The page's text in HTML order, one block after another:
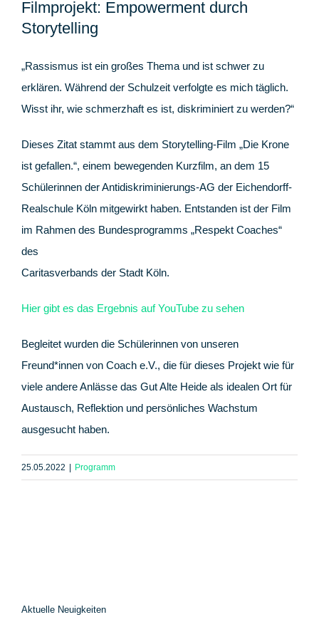
Filmprojekt: Empowerment durch
Storytelling
„Rassismus ist ein großes Thema und ist schwer zu
erklären. Während der Schulzeit verfolgte es mich täglich.
Wisst ihr, wie schmerzhaft es ist, diskriminiert zu werden?“
Dieses Zitat stammt aus dem Storytelling-Film „Die Krone
ist gefallen.“, einem bewegenden Kurzfilm, an dem 15
Schülerinnen der Antidiskriminierungs-AG der Eichendorff-
Realschule Köln mitgewirkt haben. Entstanden ist der Film
im Rahmen des Bundesprogramms „Respekt Coaches“
des
Caritasverbands der Stadt Köln.
Hier gibt es das Ergebnis auf YouTube zu sehen
Begleitet wurden die Schülerinnen von unseren
Freund*innen von Coach e.V., die für dieses Projekt wie für
viele andere Anlässe das Gut Alte Heide als idealen Ort für
Austausch, Reflektion und persönliches Wachstum
ausgesucht haben.
25.05.2022 | Programm
Aktuelle Neuigkeiten